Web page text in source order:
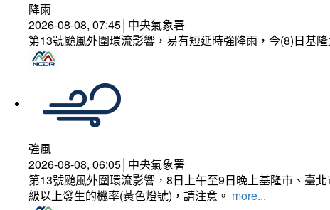
降雨
2026-08-08, 07:45│中央氣象署
第13號颱風外圍環流影響，易有短延時強降雨，今(8)日基
強風
2026-08-08, 06:05│中央氣象署
第13號颱風外圍環流影響，8日上午至9日晚上基隆市、臺
級以上發生的機率(黃色燈號)，請注意。 more...